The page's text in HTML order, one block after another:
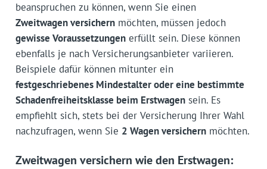
beanspruchen zu können, wenn Sie einen
Zweitwagen versichernmöchten, müssen jedoch
gewisse Voraussetzungenerfüllt sein. Diese können
ebenfalls je nach Versicherungsanbieter variieren.
Beispiele dafür können mitunter ein
festgeschriebenes Mindestalter oder eine bestimmte
Schadenfreiheitsklasse beim Erstwagensein. Es
empfiehlt sich, stets bei der Versicherung Ihrer Wahl
nachzufragen, wenn Sie 2 Wagen versichernmöchten.
Zweitwagen versichern wie den Erstwagen: